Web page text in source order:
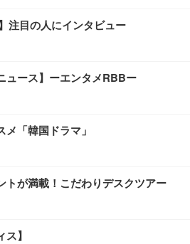
注目の人にインタビュー
ュース】ーエンタメRBBー
「韓国ドラマ」
トが満載！こだわりデスクツアー
ス】